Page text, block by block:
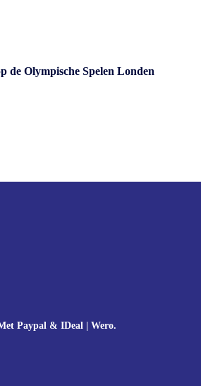
de Olympische Spelen Londen
Paypal & IDeal | Wero.